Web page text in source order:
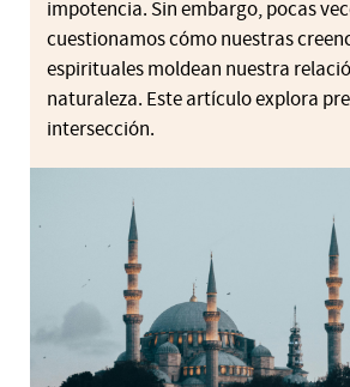
impotencia. Sin embargo, pocas
cuestionamos cómo nuestras
espirituales moldean nuestra
naturaleza. Este artículo explora
intersección.